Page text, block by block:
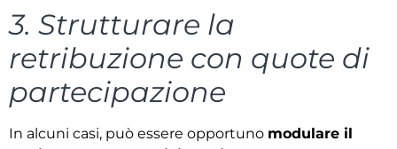
3. Strutturare la
retribuzione con quote di
partecipazione
In alcuni casi, può essere opportuno modulare il